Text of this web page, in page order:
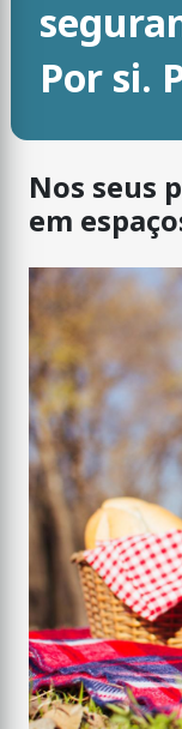
Por si.
Nos seus
em